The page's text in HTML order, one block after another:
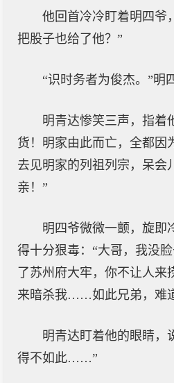
他回首冷冷盯着明四爷
把股子也给了他？”
“识时务者为俊杰。”明
明青达惨笑三声，指着
货！明家由此而亡，全都因
去见明家的列祖列宗，呆会
亲！”
明四爷微微一颤，旋即
得十分狠毒：“大哥，我没
了苏州府大牢，你不让人
来暗杀我……如此兄弟，难
明青达盯着他的眼睛，
得不如此……”